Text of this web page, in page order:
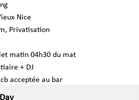
Nice
Privatisation
matin 04h30 du mat
+ DJ
acceptée au bar